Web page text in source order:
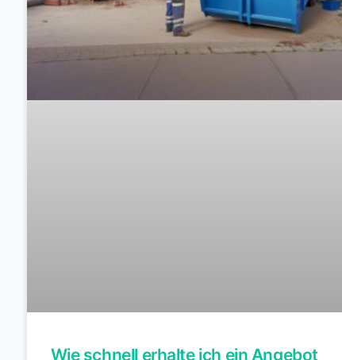
Wie schnell erhalte ich ein Angebot